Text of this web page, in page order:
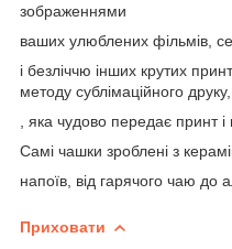
зображеннями
ваших улюблених фільмів,
і безліччю інших крутих
методу сублімаційного друку,
, яка чудово передає принт і
Самі чашки зроблені з
напоїв, від гарячого чаю до
Приховати